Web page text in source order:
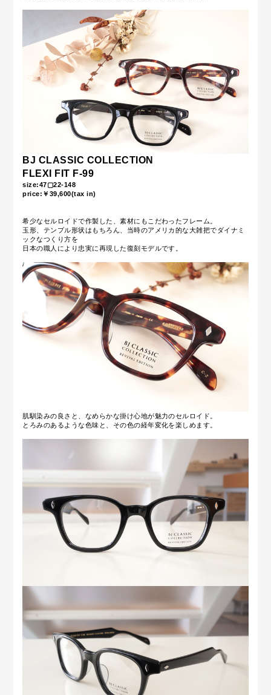
BJ CLASSIC COLLECTION
FLEXI FIT F-99
size:47▢22-148
price:￥39,600(tax in)
希少なセルロイドで作製した、素材にもこだわったフレーム。
玉形、テンプル形状はもちろん、当時のアメリカ的な大雑把でダイナミ
ックなつくり方を
日本の職人により忠実に再現した復刻モデルです。
肌馴染みの良さと、なめらかな掛け心地が魅力のセルロイド。
とろみのあるような色味と、その色の経年変化を楽しめます。